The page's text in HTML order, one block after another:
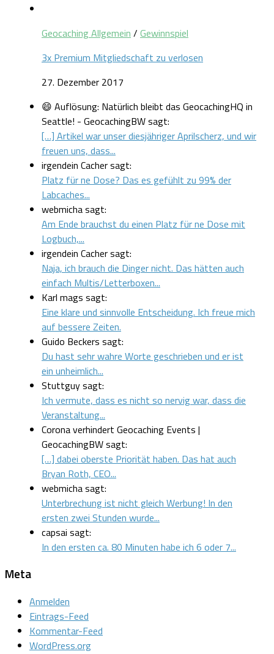
Geocaching Allgemein / Gewinnspiel
3x Premium Mitgliedschaft zu verlosen
27. Dezember 2017
😄 Auflösung: Natürlich bleibt das GeocachingHQ in
Seattle! - GeocachingBW sagt:
[…] Artikel war unser diesjähriger Aprilscherz, und wir
freuen uns, dass...
irgendein Cacher sagt:
Platz für ne Dose? Das es gefühlt zu 99% der
Labcaches...
webmicha sagt:
Am Ende brauchst du einen Platz für ne Dose mit
Logbuch,...
irgendein Cacher sagt:
Naja, ich brauch die Dinger nicht. Das hätten auch
einfach Multis/Letterboxen...
Karl mags sagt:
Eine klare und sinnvolle Entscheidung. Ich freue mich
auf bessere Zeiten.
Guido Beckers sagt:
Du hast sehr wahre Worte geschrieben und er ist
ein unheimlich...
Stuttguy sagt:
Ich vermute, dass es nicht so nervig war, dass die
Veranstaltung...
Corona verhindert Geocaching Events |
GeocachingBW sagt:
[…] dabei oberste Priorität haben. Das hat auch
Bryan Roth, CEO...
webmicha sagt:
Unterbrechung ist nicht gleich Werbung! In den
ersten zwei Stunden wurde...
capsai sagt:
In den ersten ca. 80 Minuten habe ich 6 oder 7...
Meta
Anmelden
Eintrags-Feed
Kommentar-Feed
WordPress.org